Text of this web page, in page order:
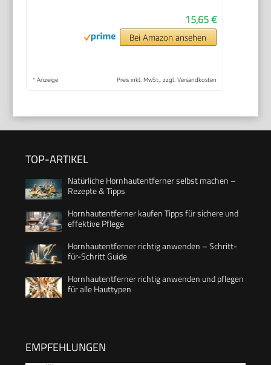
15,65 €
Bei Amazon ansehen
* Anzeige Preis inkl. MwSt., zzgl. Versandkosten
TOP-ARTIKEL
Natürliche Hornhautentferner selbst machen –
Rezepte & Tipps
Hornhautentferner kaufen Tipps für sichere und
effektive Pflege
Hornhautentferner richtig anwenden – Schritt-
für-Schritt Guide
Hornhautentferner richtig anwenden und pflegen
für alle Hauttypen
EMPFEHLUNGEN